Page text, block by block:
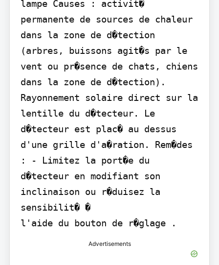
lampe Causes : activit�
permanente de sources de chaleur
dans la zone de d�tection
(arbres, buissons agit�s par le
vent ou pr�sence de chats, chiens
dans la zone de d�tection).
Rayonnement solaire direct sur la
lentille du d�tecteur. Le
d�tecteur est plac� au dessus
d'une grille d'a�ration. Rem�des
: - Limitez la port�e du
d�tecteur en modifiant son
inclinaison ou r�duisez la
sensibilit� �
l'aide du bouton de r�glage .
Advertisements